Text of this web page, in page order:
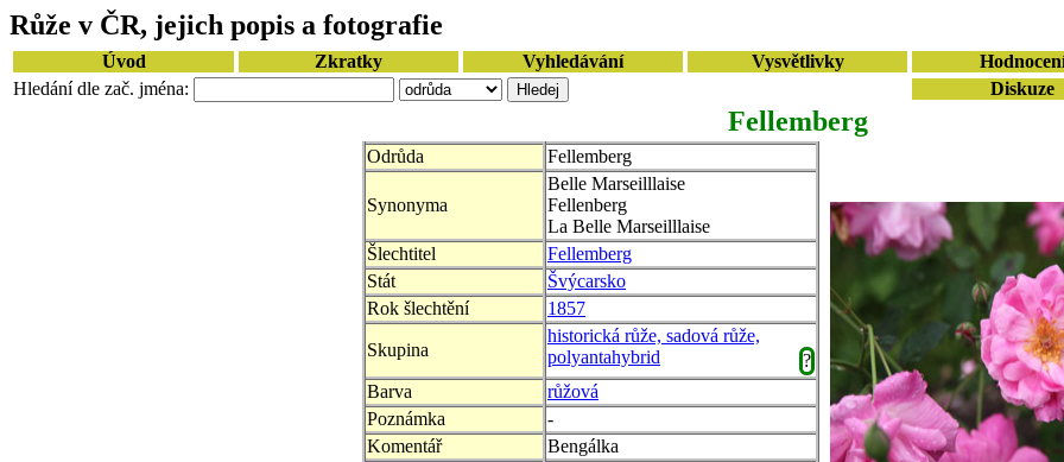
Růže v ČR, jejich popis a fotografie
Úvod Zkratky Vyhledávání Vysvětlivky
Hledání dle zač. jména:
Diskuze
Fellemberg
Odrůda Fellemberg
Synonyma
Belle Marseilllaise
Fellenberg
La Belle Marseilllaise
Šlechtitel
Fellemberg
Stát
Švýcarsko
Rok šlechtění
1857
Skupina
historická růže, sadová růže,
polyantahybrid
?
Barva
růžová
Poznámka
-
Komentář
Bengálka